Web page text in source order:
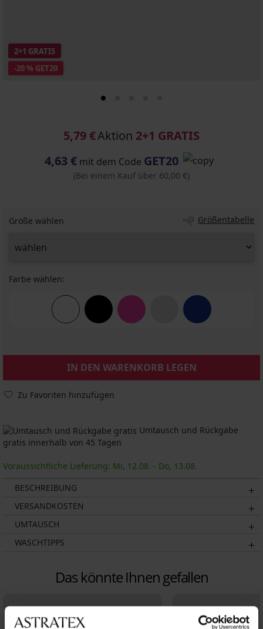
-20 % GET20
2+1 GRATIS
5,79 €Aktion 2+1 GRATIS
4,63 € mit dem Code GET20
(Bei einem Kauf über 60,00 €)
Größe wählen Größentabelle
Farbe wählen:
IN DEN WARENKORB LEGEN
Zu Favoriten hinzufügen
Umtausch und Rückgabe
gratis innerhalb von 45 Tagen
Voraussichtliche Lieferung: Mi, 12.08. - Do, 13.08.
BESCHREIBUNG
VERSANDKOSTEN
UMTAUSCH
WASCHTIPPS
Das könnte Ihnen gefallen